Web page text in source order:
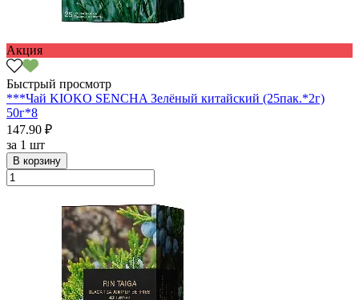
Акция
Быстрый просмотр
***Чай KIOKO SENCHA Зелёный китайский (25пак.*2г)
50г*8
147.90 ₽
за 1 шт
В корзину